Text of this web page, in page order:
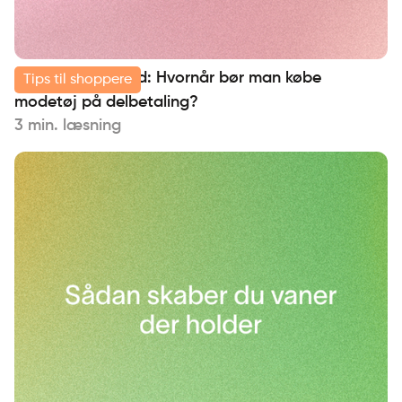
Tips til shoppere
Fashion by Strand: Hvornår bør man købe
modetøj på delbetaling?
3 min. læsning